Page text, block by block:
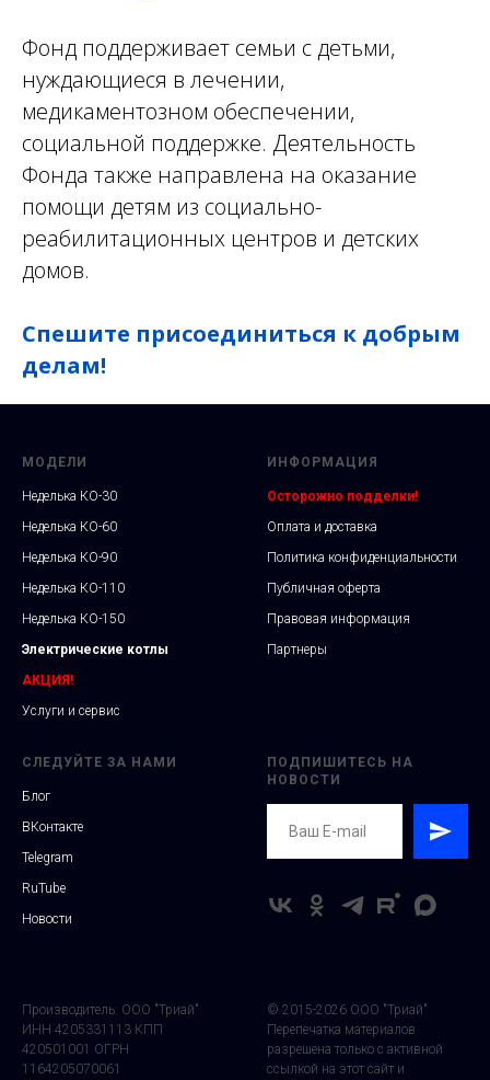
Фонд поддерживает семьи с детьми,
нуждающиеся в лечении,
медикаментозном обеспечении,
социальной поддержке. Деятельность
Фонда также направлена на оказание
помощи детям из социально-
реабилитационных центров и детских
домов.
Спешите присоединиться к добрым
делам!
МОДЕЛИ
Неделька КО-30
Неделька КО-60
Неделька КО-90
Неделька КО-110
Неделька КО-150
Электрические котлы
АКЦИЯ!
Услуги и сервис
ИНФОРМАЦИЯ
Осторожно подделки!
Оплата и доставка
Политика конфиденциальности
Публичная оферта
Правовая информация
Партнеры
СЛЕДУЙТЕ ЗА НАМИ
Блог
ВКонтакте
Telegram
RuTube
Новости
ПОДПИШИТЕСЬ НА
НОВОСТИ
Производитель: ООО "Триай"
ИНН 4205331113 КПП
420501001 ОГРН
1164205070061
© 2015-2026 ООО "Триай"
Перепечатка материалов
разрешена только с активной
ссылкой на этот сайт и